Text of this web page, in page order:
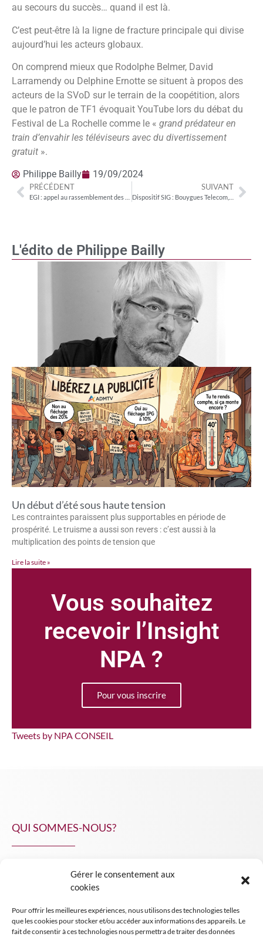
Gérer le consentement aux
cookies
Pour offrir les meilleures expériences, nous utilisons des technologies telles
que les cookies pour stocker et/ou accéder aux informations des appareils. Le
fait de consentir à ces technologies nous permettra de traiter des données
L'édito de Philippe Bailly
Un début d’été sous haute tension
Les contraintes paraissent plus supportables en période de
prospérité. Le truisme a aussi son revers : c’est aussi à la
multiplication des points de tension que
Lire la suite »
Vous souhaitez
recevoir l’Insight
NPA ?
Pour vous inscrire
Tweets by NPA CONSEIL
au secours du succès… quand il est là.
C’est peut-être là la ligne de fracture principale qui divise
aujourd’hui les acteurs globaux.
On comprend mieux que Rodolphe Belmer, David
Larramendy ou Delphine Ernotte se situent à propos des
acteurs de la SVoD sur le terrain de la coopétition, alors
que le patron de TF1 évoquait YouTube lors du débat du
Festival de La Rochelle comme le « grand prédateur en
train d’envahir les téléviseurs avec du divertissement
gratuit ».
Philippe Bailly 19/09/2024
PRÉCÉDENT SUIVANT
QUI SOMMES-NOUS?
INSIGHT NPA